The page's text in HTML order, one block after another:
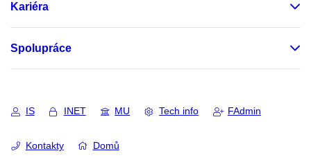
Kariéra
Spolupráce
IS INET MU Tech info FAdmin
Kontakty Domů